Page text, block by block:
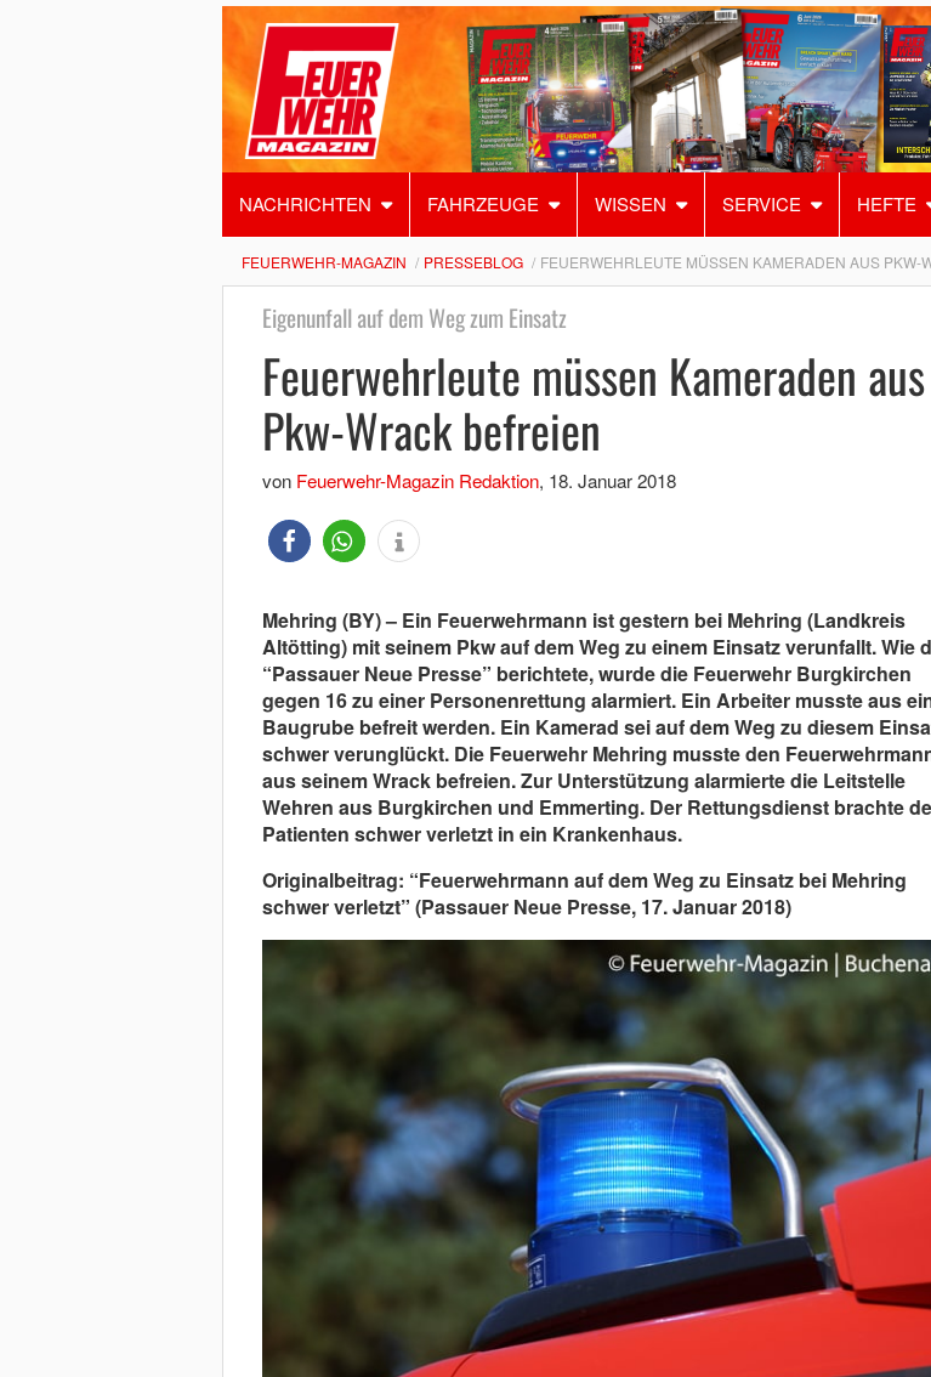
NACHRICHTEN FAHRZEUGE WISSEN SERVICE HEFTE
FEUERWEHR-MAGAZIN PRESSEBLOG FEUERWEHRLEUTE MÜSSEN KAMERADEN AUS PKW-
Eigenunfall auf dem Weg zum Einsatz
Feuerwehrleute müssen Kameraden aus
Pkw-Wrack befreien
von Feuerwehr-Magazin Redaktion, 18. Januar 2018
Mehring (BY) – Ein Feuerwehrmann ist gestern bei Mehring (Landkreis
Altötting) mit seinem Pkw auf dem Weg zu einem Einsatz verunfallt. Wie
“Passauer Neue Presse” berichtete, wurde die Feuerwehr Burgkirchen
gegen 16 zu einer Personenrettung alarmiert. Ein Arbeiter musste aus
Baugrube befreit werden. Ein Kamerad sei auf dem Weg zu diesem
schwer verunglückt. Die Feuerwehr Mehring musste den
aus seinem Wrack befreien. Zur Unterstützung alarmierte die Leitstelle
Wehren aus Burgkirchen und Emmerting. Der Rettungsdienst brachte
Patienten schwer verletzt in ein Krankenhaus.
Originalbeitrag: “Feuerwehrmann auf dem Weg zu Einsatz bei Mehring
schwer verletzt” (Passauer Neue Presse, 17. Januar 2018)